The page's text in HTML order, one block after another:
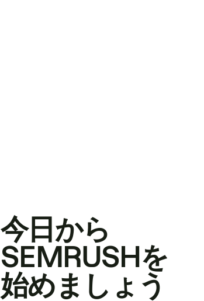
今日から
SEMRUSHを
始めましょう